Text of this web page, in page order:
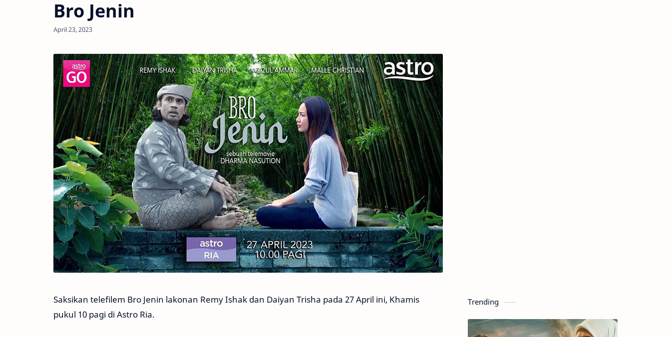
Bro Jenin
Saksikan telefilem Bro Jenin lakonan Remy Ishak dan Daiyan Trisha pada 27 April ini, Khamis
pukul 10 pagi di Astro Ria.
Trending